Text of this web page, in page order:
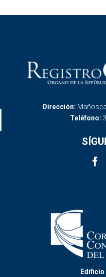
Dirección:
Teléfono: